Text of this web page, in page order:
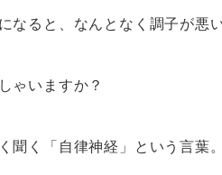
なると、なんとなく調子が悪
ゃいますか？
聞く「自律神経」という言葉。